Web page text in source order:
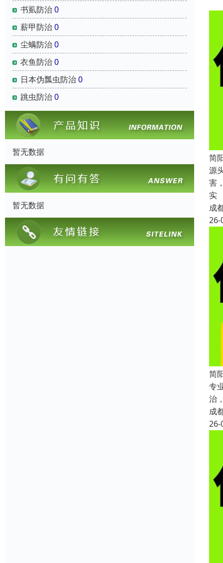
书虱防治0
薪甲防治0
尘螨防治0
衣鱼防治0
日本伪瓢虫防治0
跳虫防治0
暂无数据
暂无数据
简
源
害
实
成
26-
简
专
治
成
26-